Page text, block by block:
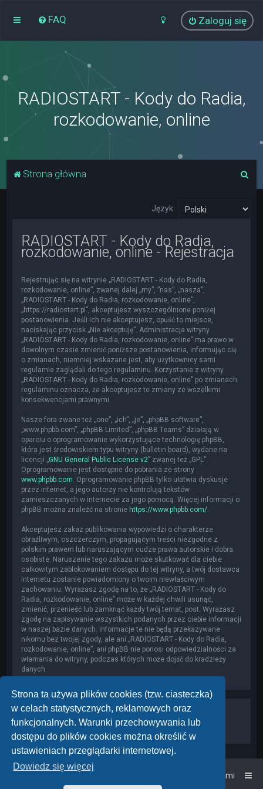
Strona ta używa plików cookies (tzw. ciasteczka)
w celach statystycznych, reklamowych oraz
funkcjonalnych. Warunki przechowywania lub
dostępu do plików cookies można określić w
ustawieniach przeglądarki internetowej.
Dowiedz się więcej
FAQ Zaloguj się
RADIOSTART - Kody do Radia,
rozkodowanie, online
Strona główna
Język:
RADIOSTART - Kody do Radia,
rozkodowanie, online - Rejestracja
Rejestrując się na witrynie „RADIOSTART - Kody do Radia,
rozkodowanie, online”, zwanej dalej „my”, ”nas”, „nasza”,
„RADIOSTART - Kody do Radia, rozkodowanie, online”,
„https://radiostart.pl”, akceptujesz wyszczególnione poniżej
postanowienia. Jeśli ich nie akceptujesz, opuść to miejsce,
naciskając przycisk „Nie akceptuję”. Administracja witryny
„RADIOSTART - Kody do Radia, rozkodowanie, online” ma prawo w
dowolnym czasie zmienić poniższe postanowienia, informując cię
o zmianach, niemniej wskazane jest, aby użytkownicy sami
regularnie zaglądali do tego regulaminu. Korzystanie z witryny
„RADIOSTART - Kody do Radia, rozkodowanie, online” po zmianach
regulaminu oznacza, że akceptujesz te zmiany ze wszelkimi
konsekwencjami prawnymi.
Nasze fora zwane też „one”, „ich”, „je”, „phpBB software”,
„www.phpbb.com”, „phpBB Limited”, „phpBB Teams” działają w
oparciu o oprogramowanie wykorzystujące technologię phpBB,
która jest środowiskiem typu witryny (bulletin board), wydane na
licencji „GNU General Public License v2” zwanej też „GPL”.
Oprogramowanie jest dostępne do pobrania ze strony
www.phpbb.com . Oprogramowanie phpBB tylko ułatwia dyskusje
przez internet, a jego autorzy nie kontrolują tekstów
zamieszczanych w internecie za jego pomocą. Więcej informacji o
phpBB można znaleźć na stronie https://www.phpbb.com/
Akceptujesz zakaz publikowania wypowiedzi o charakterze
obraźliwym, oszczerczym, propagującym treści niezgodne z
polskim prawem lub naruszającym cudze prawa autorskie i dobra
osobiste. Naruszenie tego zakazu może skutkować dla ciebie
całkowitym zablokowaniem dostępu do tej witryny, a twój dostawca
internetu zostanie powiadomiony o twoim niewłaściwym
zachowaniu. Wyrażasz zgodę na to, że „RADIOSTART - Kody do
Radia, rozkodowanie, online” może w każdej chwili usunąć,
zmienić, przenieść lub zamknąć każdy twój temat, post. Wyrażasz
zgodę na zapisywanie wszystkich podanych przez ciebie informacji
w naszej bazie danych. Informacje te nie będą przekazywane
nikomu bez twojej zgody, ale ani „RADIOSTART - Kody do Radia,
rozkodowanie, online”, ani phpBB nie ponosi odpowiedzialności za
włamania do witryny, podczas których może dojść do kradzieży
danych.
Strona główna Kontakt z nami